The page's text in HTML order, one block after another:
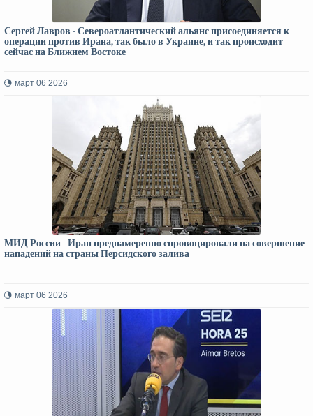
Сергей Лавров - Североатлантический альянс присоединяется к
операции против Ирана, так было в Украине, и так происходит
сейчас на Ближнем Востоке
март 06 2026
МИД России - Иран преднамеренно спровоцировали на совершение
нападений на страны Персидского залива
март 06 2026